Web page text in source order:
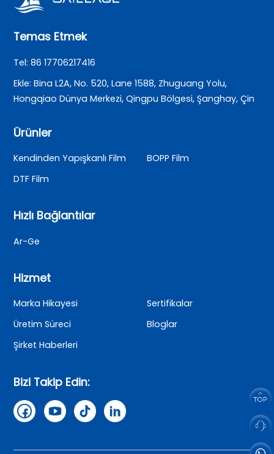
Temas Etmek
Tel: 86 17706217416
Ekle: Bina L2A, No. 520, Lane 1588, Zhuguang Yolu,
Hongqiao Dünya Merkezi, Qingpu Bölgesi, Şanghay, Çin
Ürünler
Kendinden Yapışkanlı Film
BOPP Film
DTF Film
Hızlı Bağlantılar
Ar-Ge
Hizmet
Marka Hikayesi
Sertifikalar
Üretim Süreci
Bloglar
Şirket Haberleri
Bizi Takip Edin: